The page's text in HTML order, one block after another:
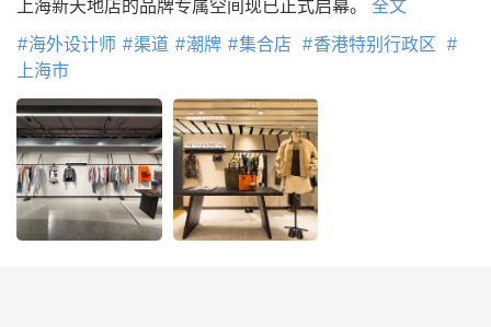
上海新天地店的品牌专属空间现已正式启幕。
全文
海外设计师 渠道 潮牌 集合店
香港特别行政区
上海市